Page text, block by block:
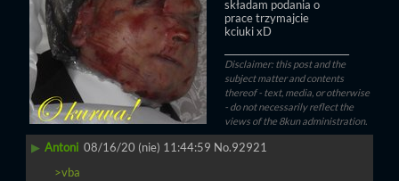
składam podania o
prace trzymajcie
kciuki xD
Disclaimer: this post and the
subject matter and contents
thereof - text, media, or otherwise
- do not necessarily reflect the
views of the 8kun administration.
▶ Antoni 08/16/20 (nie) 11:44:59 No.92921
>vba